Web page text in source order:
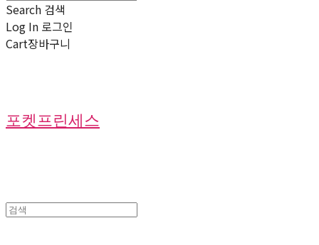
Search 검색
Log In 로그인
Cart장바구니
포켓프린세스